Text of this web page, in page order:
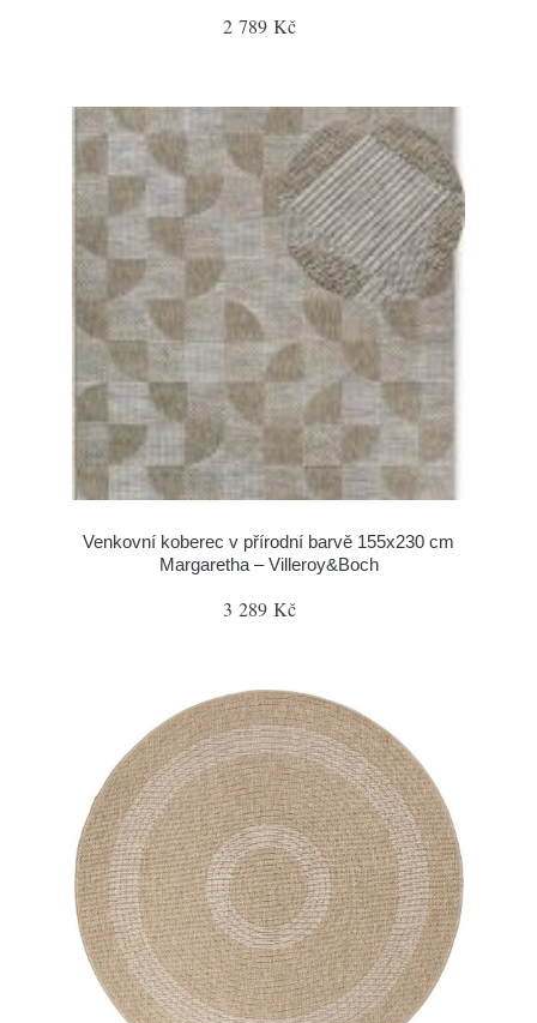
2 789 Kč
Venkovní koberec v přírodní barvě 155x230 cm
Margaretha – Villeroy&Boch
3 289 Kč